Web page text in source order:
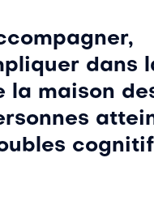
dans
la maison